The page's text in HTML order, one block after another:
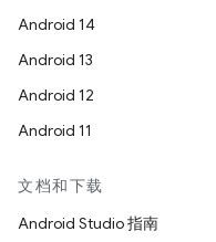
Android 14
Android 13
Android 12
Android 11
文档和下载
Android Studio 指南